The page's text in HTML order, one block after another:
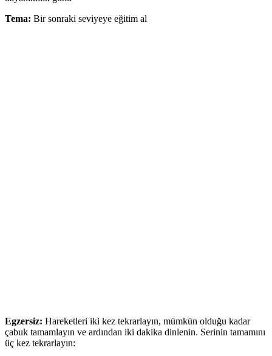
Tema: Bir sonraki seviyeye eğitim al
Egzersiz: Hareketleri iki kez tekrarlayın, mümkün olduğu kadar
çabuk tamamlayın ve ardından iki dakika dinlenin. Serinin tamamını
üç kez tekrarlayın: